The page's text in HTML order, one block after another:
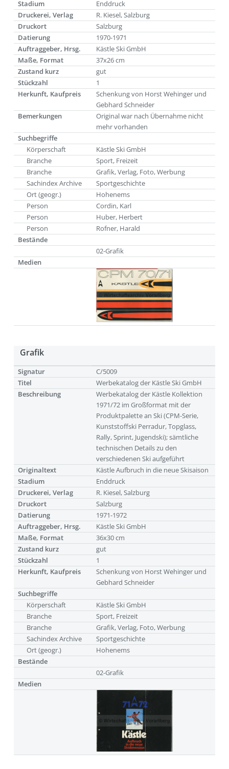
Stadium
Enddruck
Druckerei, Verlag
R. Kiesel, Salzburg
Druckort
Salzburg
Datierung
1970-1971
Auftraggeber, Hrsg.
Kästle Ski GmbH
Maße, Format
37x26 cm
Zustand kurz
gut
Stückzahl
1
Herkunft, Kaufpreis
Schenkung von Horst Wehinger und
Gebhard Schneider
Bemerkungen
Original war nach Übernahme nicht
mehr vorhanden
Suchbegriffe
Körperschaft
Kästle Ski GmbH
Branche
Sport, Freizeit
Branche
Grafik, Verlag, Foto, Werbung
Sachindex Archive
Sportgeschichte
Ort (geogr.)
Hohenems
Person
Cordin, Karl
Person
Huber, Herbert
Person
Rofner, Harald
Bestände
02-Grafik
Medien
Grafik
Signatur
C/5009
Titel
Werbekatalog der Kästle Ski GmbH
Beschreibung
Werbekatalog der Kästle Kollektion
1971/72 im Großformat mit der
Produktpalette an Ski (CPM-Serie,
Kunststoffski Perradur, Topglass,
Rally, Sprint, Jugendski); sämtliche
technischen Details zu den
verschiedenen Ski aufgeführt
Originaltext
Kästle Aufbruch in die neue Skisaison
Stadium
Enddruck
Druckerei, Verlag
R. Kiesel, Salzburg
Druckort
Salzburg
Datierung
1971-1972
Auftraggeber, Hrsg.
Kästle Ski GmbH
Maße, Format
36x30 cm
Zustand kurz
gut
Stückzahl
1
Herkunft, Kaufpreis
Schenkung von Horst Wehinger und
Gebhard Schneider
Suchbegriffe
Körperschaft
Kästle Ski GmbH
Branche
Sport, Freizeit
Branche
Grafik, Verlag, Foto, Werbung
Sachindex Archive
Sportgeschichte
Ort (geogr.)
Hohenems
Bestände
02-Grafik
Medien